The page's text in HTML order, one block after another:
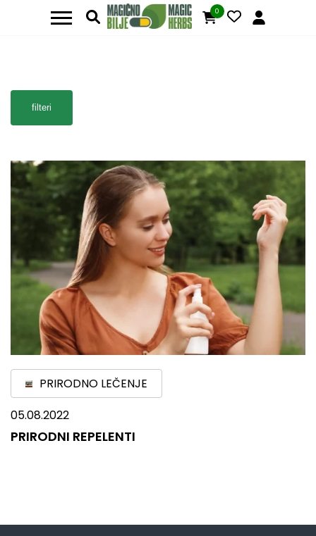
0
filteri
PRIRODNO LEČENJE
05.08.2022
PRIRODNI REPELENTI